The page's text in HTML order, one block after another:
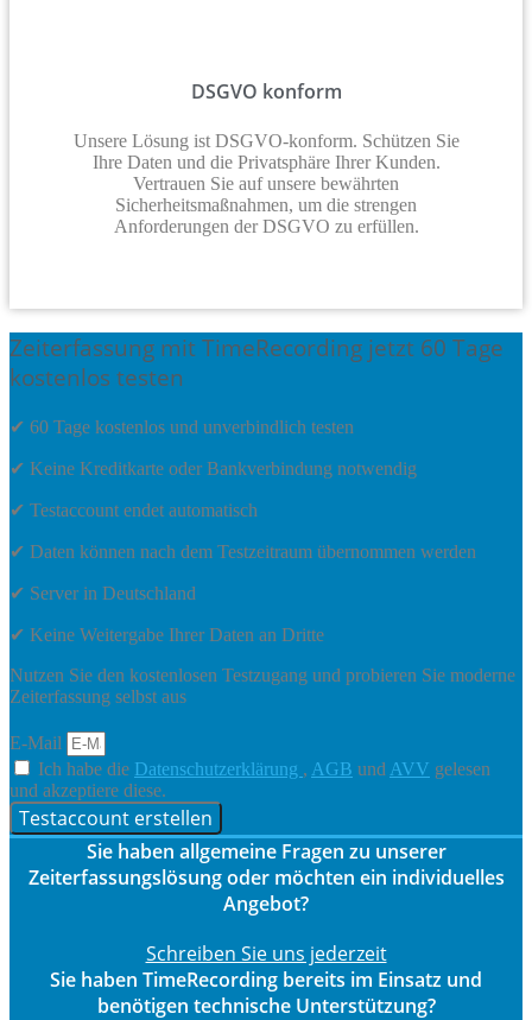
DSGVO konform
Unsere Lösung ist DSGVO-konform. Schützen Sie
Ihre Daten und die Privatsphäre Ihrer Kunden.
Vertrauen Sie auf unsere bewährten
Sicherheitsmaßnahmen, um die strengen
Anforderungen der DSGVO zu erfüllen.
Zeiterfassung mit TimeRecording jetzt 60 Tage
kostenlos testen
✔ 60 Tage kostenlos und unverbindlich testen
✔ Keine Kreditkarte oder Bankverbindung notwendig
✔ Testaccount endet automatisch
✔ Daten können nach dem Testzeitraum übernommen werden
✔ Server in Deutschland
✔ Keine Weitergabe Ihrer Daten an Dritte
Nutzen Sie den kostenlosen Testzugang und probieren Sie moderne
Zeiterfassung selbst aus
E-Mail
Ich habe die Datenschutzerklärung , AGB und AVV gelesen
und akzeptiere diese.
Testaccount erstellen
Sie haben allgemeine Fragen zu unserer
Zeiterfassungslösung oder möchten ein individuelles
Angebot?
Schreiben Sie uns jederzeit
Sie haben TimeRecording bereits im Einsatz und
benötigen technische Unterstützung?